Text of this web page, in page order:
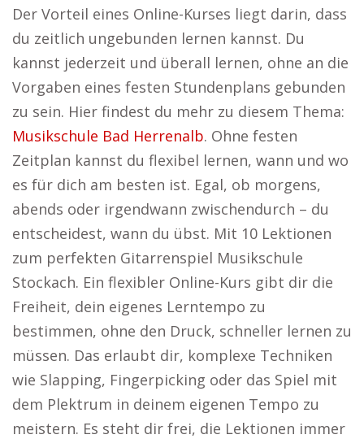
Der Vorteil eines Online-Kurses liegt darin, dass
du zeitlich ungebunden lernen kannst. Du
kannst jederzeit und überall lernen, ohne an die
Vorgaben eines festen Stundenplans gebunden
zu sein. Hier findest du mehr zu diesem Thema:
Musikschule Bad Herrenalb. Ohne festen
Zeitplan kannst du flexibel lernen, wann und wo
es für dich am besten ist. Egal, ob morgens,
abends oder irgendwann zwischendurch – du
entscheidest, wann du übst. Mit 10 Lektionen
zum perfekten Gitarrenspiel Musikschule
Stockach. Ein flexibler Online-Kurs gibt dir die
Freiheit, dein eigenes Lerntempo zu
bestimmen, ohne den Druck, schneller lernen zu
müssen. Das erlaubt dir, komplexe Techniken
wie Slapping, Fingerpicking oder das Spiel mit
dem Plektrum in deinem eigenen Tempo zu
meistern. Es steht dir frei, die Lektionen immer